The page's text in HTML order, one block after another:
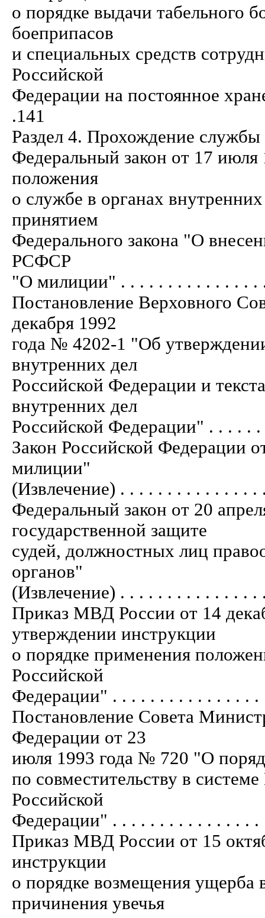
о порядке выдачи табельного
боеприпасов
и специальных средств
Российской
Федерации на постоянное
.141
Раздел 4. Прохождение службы
Федеральный закон от 17
положения
о службе в органах
принятием
Федерального закона "О
РСФСР
"О милиции" . . . . . . . . . . . . . . .
Постановление Верховного
декабря 1992
года № 4202-1 "Об
внутренних дел
Российской Федерации и
внутренних дел
Российской Федерации" . . . . .
Закон Российской Федерации
милиции"
(Извлечение) . . . . . . . . . . . . . .
Федеральный закон от 20
государственной защите
судей, должностных лиц
органов"
(Извлечение) . . . . . . . . . . . . . .
Приказ МВД России от 14
утверждении инструкции
о порядке применения
Российской
Федерации" . . . . . . . . . . . . . . .
Постановление Совета
Федерации от 23
июля 1993 года № 720 "О
по совместительству в
Российской
Федерации" . . . . . . . . . . . . . . .
Приказ МВД России от 15
инструкции
о порядке возмещения ущерба
причинения увечья